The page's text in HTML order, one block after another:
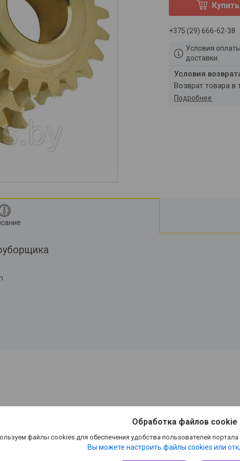
Купить
+375 (29) 666-62-38
Условия
доставки
возврат товара
Подробнее
Обработка файлов cookie
файлы cookies для обеспечения удобства пользователей
Вы можете настроить файлы cookies или